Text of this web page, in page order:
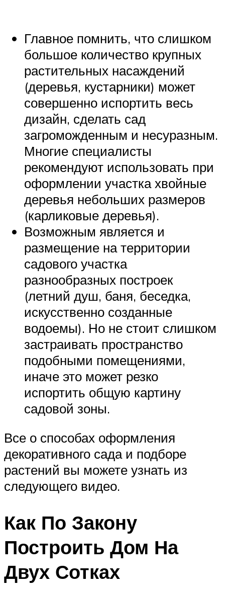
Главное помнить, что слишком
большое количество крупных
растительных насаждений
(деревья, кустарники) может
совершенно испортить весь
дизайн, сделать сад
загроможденным и несуразным.
Многие специалисты
рекомендуют использовать при
оформлении участка хвойные
деревья небольших размеров
(карликовые деревья).
Возможным является и
размещение на территории
садового участка
разнообразных построек
(летний душ, баня, беседка,
искусственно созданные
водоемы). Но не стоит слишком
застраивать пространство
подобными помещениями,
иначе это может резко
испортить общую картину
садовой зоны.
Все о способах оформления
декоративного сада и подборе
растений вы можете узнать из
следующего видео.
Как По Закону
Построить Дом На
Двух Сотках